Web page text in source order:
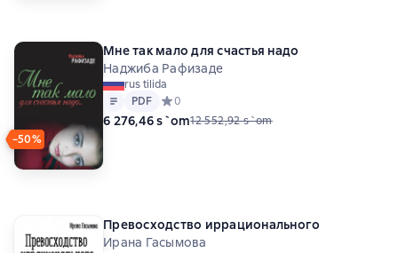
−50%
Мне так мало для счастья надо
Наджиба Рафизаде
rus tilida
Matn
PDF
PDF Средний рейтинг 0 на основе 0 оценок
0
6 276,46 s`om12 552,92 s`om
Превосходство иррационального
Ирана Гасымова